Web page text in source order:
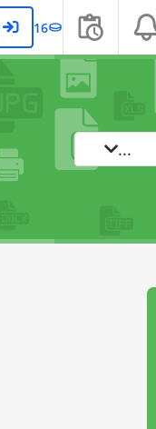
16
...